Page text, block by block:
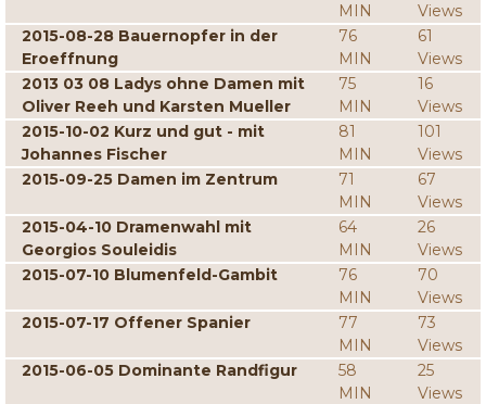
MIN
Views
2015-08-28 Bauernopfer in der
Eroeffnung
76
MIN
61
Views
2013 03 08 Ladys ohne Damen mit
Oliver Reeh und Karsten Mueller
75
MIN
16
Views
2015-10-02 Kurz und gut - mit
Johannes Fischer
81
MIN
101
Views
2015-09-25 Damen im Zentrum
71
MIN
67
Views
2015-04-10 Dramenwahl mit
Georgios Souleidis
64
MIN
26
Views
2015-07-10 Blumenfeld-Gambit
76
MIN
70
Views
2015-07-17 Offener Spanier
77
MIN
73
Views
2015-06-05 Dominante Randfigur
58
MIN
25
Views